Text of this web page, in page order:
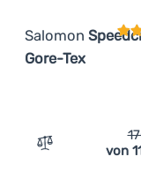
Salomon
Gore-Tex
Zum Vergleich
von